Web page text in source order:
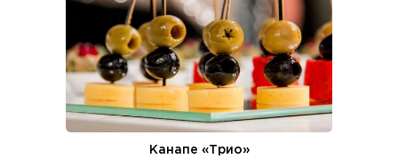
Канапе «Трио»